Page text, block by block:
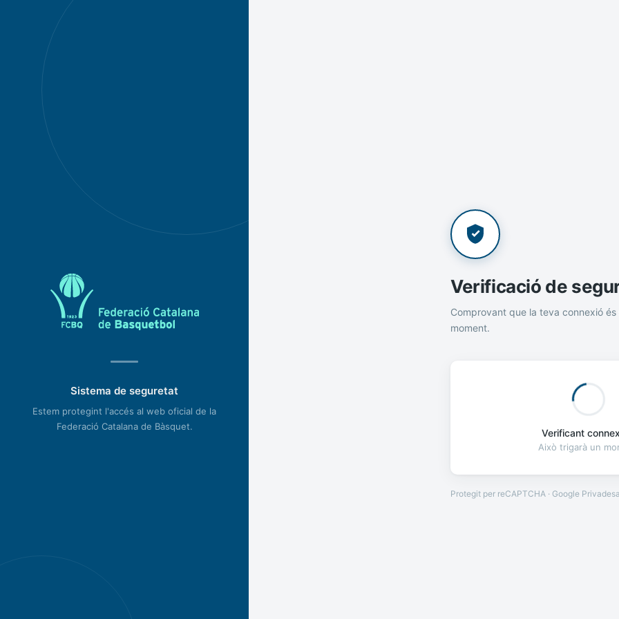
Sistema de seguretat
Estem protegint l'accés al web oficial de la
Federació Catalana de Bàsquet.
Verificació de
Comprovant que la teva connexió és
moment.
Verificant
Això trigarà un
Protegit per reCAPTCHA · Google Privadesa